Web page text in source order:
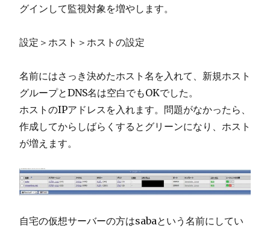
グインして監視対象を増やします。
設定＞ホスト＞ホストの設定
名前にはさっき決めたホスト名を入れて、新規ホスト
グループとDNS名は空白でもOKでした。
ホストのIPアドレスを入れます。問題がなかったら、
作成してからしばらくするとグリーンになり、ホスト
が増えます。
自宅の仮想サーバーの方はsabaという名前にしてい